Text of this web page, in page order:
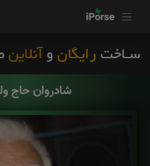
شادروان حاج